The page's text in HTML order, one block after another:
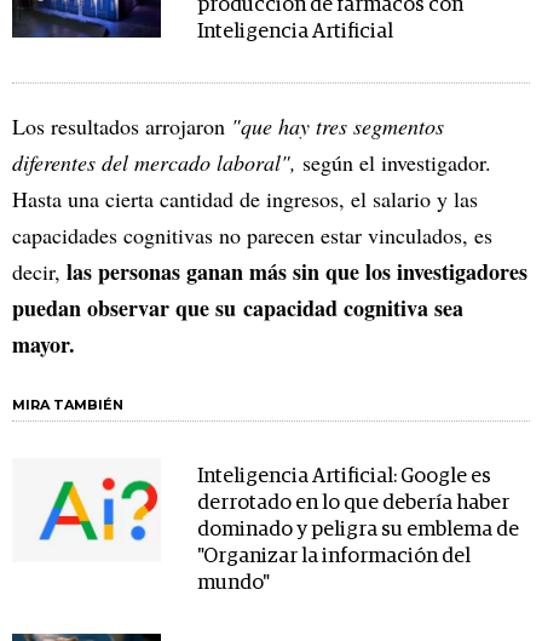
producción de fármacos con
Inteligencia Artificial
Los resultados arrojaron "que hay tres segmentos
diferentes del mercado laboral", según el investigador.
Hasta una cierta cantidad de ingresos, el salario y las
capacidades cognitivas no parecen estar vinculados, es
decir, las personas ganan más sin que los investigadores
puedan observar que su capacidad cognitiva sea
mayor.
MIRA TAMBIÉN
Inteligencia Artificial: Google es
derrotado en lo que debería haber
dominado y peligra su emblema de
"Organizar la información del
mundo"